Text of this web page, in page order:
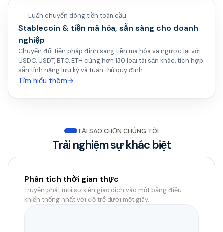
Luân chuyển dòng tiền toàn cầu
Stablecoin & tiền mã hóa, sẵn sàng cho doanh
nghiệp
Chuyển đổi tiền pháp định sang tiền mã hóa và ngược lại với
USDC, USDT, BTC, ETH cùng hơn 130 loại tài sản khác, tích hợp
sẵn tính năng lưu ký và tuân thủ quy định.
Tìm hiểu thêm
TẠI SAO CHỌN CHÚNG TÔI
Trải nghiệm sự khác biệt
Phân tích thời gian thực
Truyền phát mọi sự kiện giao dịch vào một bảng điều
khiển thống nhất với độ trễ dưới một giây.